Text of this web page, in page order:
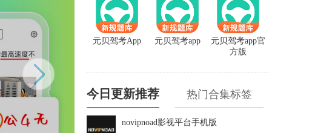
元贝驾考app官
方版
元贝驾考app
元贝驾考App
今日更新推荐 热门合集标签
novipnoad影视平台手机版